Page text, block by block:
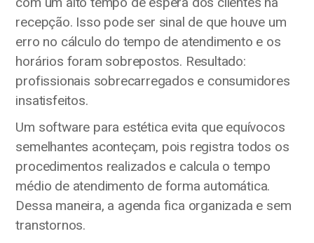
recepção. Isso pode ser sinal de que houve um
erro no cálculo do tempo de atendimento e os
horários foram sobrepostos. Resultado:
profissionais sobrecarregados e consumidores
insatisfeitos.
Um software para estética evita que equívocos
semelhantes aconteçam, pois registra todos os
procedimentos realizados e calcula o tempo
médio de atendimento de forma automática.
Dessa maneira, a agenda fica organizada e sem
transtornos.